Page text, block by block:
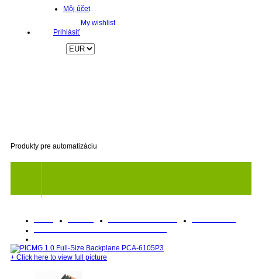
Môj účet
Prihlásiť
Produkty pre automatizáciu
+ Click here to view full picture